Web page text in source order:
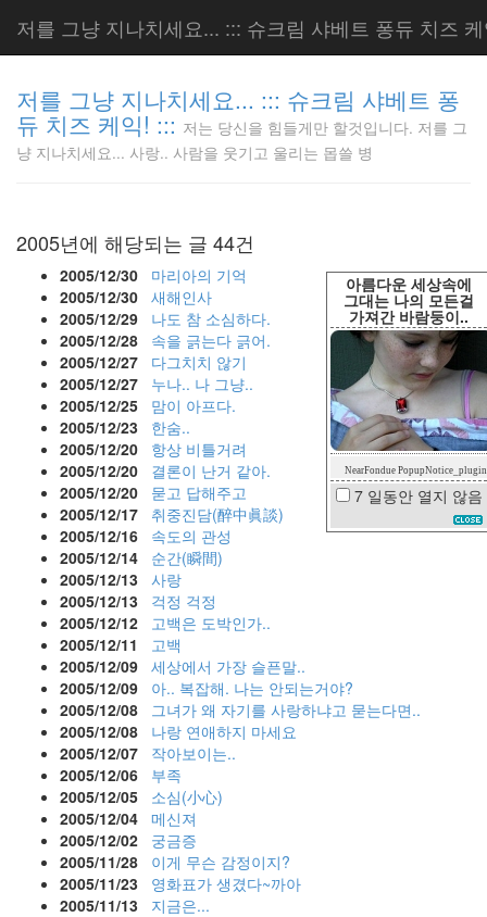
아름다운 세상속에
그대는 나의 모든걸
가져간 바람둥이..
NearFondue PopupNotice_plugin
7 일동안 열지 않음
저를 그냥 지나치세요... ::: 슈크림 샤베트 퐁듀 치즈
저를 그냥 지나치세요... ::: 슈크림 샤베트 퐁
듀 치즈 케익! ::: 저는 당신을 힘들게만 할것입니다. 저를 그
냥 지나치세요... 사랑.. 사람을 웃기고 울리는 몹쓸 병
2005년에 해당되는 글 44건
2005/12/30
마리아의 기억
2005/12/30 새해인사
2005/12/29
나도 참 소심하다.
2005/12/28
속을 긁는다 긁어.
2005/12/27
다그치치 않기
2005/12/27
누나.. 나 그냥..
2005/12/25
맘이 아프다.
2005/12/23
한숨..
2005/12/20
항상 비틀거려
2005/12/20
결론이 난거 같아.
2005/12/20
묻고 답해주고
2005/12/17
취중진담(醉中眞談)
2005/12/16
속도의 관성
2005/12/14
순간(瞬間)
2005/12/13 사랑
2005/12/13
걱정 걱정
2005/12/12
고백은 도박인가..
2005/12/11
고백
2005/12/09 세상에서 가장 슬픈말..
2005/12/09
아.. 복잡해. 나는 안되는거야?
2005/12/08
그녀가 왜 자기를 사랑하냐고 묻는다면..
2005/12/08
나랑 연애하지 마세요
2005/12/07
작아보이는..
2005/12/06
부족
2005/12/05
소심(小心)
2005/12/04 메신져
2005/12/02
궁금증
2005/11/28
이게 무슨 감정이지?
2005/11/23
영화표가 생겼다~까아
2005/11/13
지금은...
저는 당신
을 힘들게
지나치세
요... 사
랑.. 사람
을 웃기고
울리는 몹
쓸 병
LonnieNa
Cloud